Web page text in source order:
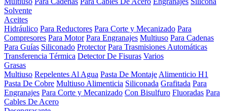
Solvente
Aceites
Hidráulico Para Reductores Para Corte y Mecanizado Para
Compresores Para Motor Para Engranajes Multiuso Para Cadenas
Para Guías Siliconado Protector Para Trasmisiones Automáticas
Transferencia Térmica Detector De Fisuras Varios
Grasas
Multiuso Repelentes Al Agua Pasta De Montaje Alimenticio H1
Pasta De Cobre Multiuso Alimenticia Siliconada Grafitada Para
Engranajes Para Corte y Mecanizado Con Bisulfuro Fluoradas Para
Cables De Acero